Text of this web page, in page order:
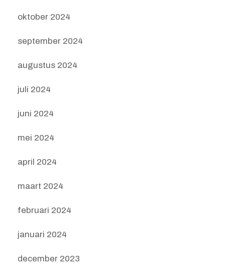
oktober 2024
september 2024
augustus 2024
juli 2024
juni 2024
mei 2024
april 2024
maart 2024
februari 2024
januari 2024
december 2023